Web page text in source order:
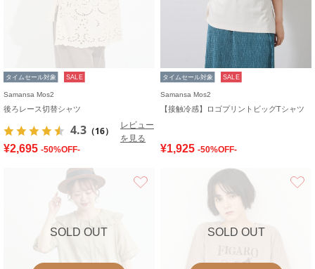
タイムセール対象 SALE
Samansa Mos2
後ろレース切替シャツ
4.3 （16）
レビュー
を見る
¥2,695 -50%OFF-
タイムセール対象 SALE
Samansa Mos2
【接触冷感】ロゴプリントビッグTシャツ
¥1,925 -50%OFF-
SOLD OUT SOLD OUT